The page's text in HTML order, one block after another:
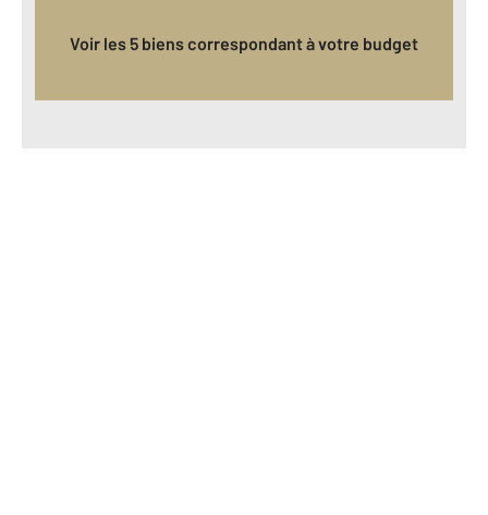
Voir les 5 biens correspondant à votre budget